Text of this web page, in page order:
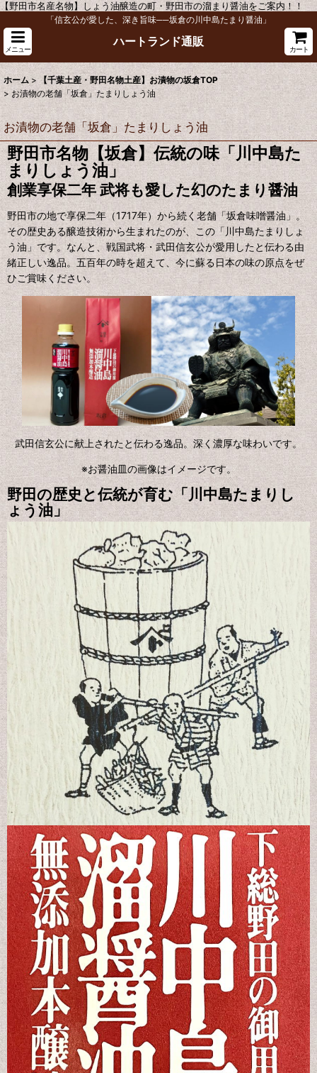
【野田市名産名物】しょう油醸造の町・野田市の溜まり醤油をご案内！！
「信玄公が愛した、深き旨味──坂倉の川中島たまり醤油」
メニュー
ハートランド通販
カート
ホーム > 【千葉土産・野田名物土産】お漬物の坂倉TOP
> お漬物の老舗「坂倉」たまりしょう油
お漬物の老舗「坂倉」たまりしょう油
野田市名物【坂倉】伝統の味「川中島た
まりしょう油」
創業享保二年 武将も愛した幻のたまり醤油
野田市の地で享保二年（1717年）から続く老舗「坂倉味噌醤油」。
その歴史ある醸造技術から生まれたのが、この「川中島たまりしょ
う油」です。なんと、戦国武将・武田信玄公が愛用したと伝わる由
緒正しい逸品。五百年の時を超えて、今に蘇る日本の味の原点をぜ
ひご賞味ください。
武田信玄公に献上されたと伝わる逸品。深く濃厚な味わいです。
※お醤油皿の画像はイメージです。
野田の歴史と伝統が育む「川中島たまりし
ょう油」